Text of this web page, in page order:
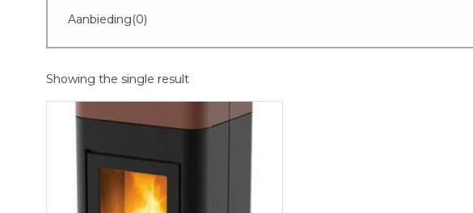
Aanbieding(0)
Showing the single result